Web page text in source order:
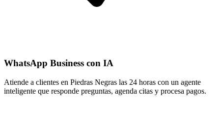
WhatsApp Business con IA
Atiende a clientes en Piedras Negras las 24 horas con un agente
inteligente que responde preguntas, agenda citas y procesa pagos.